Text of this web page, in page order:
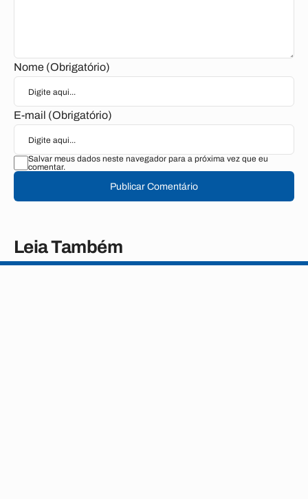
Nome (Obrigatório)
E-mail (Obrigatório)
Salvar meus dados neste navegador para a próxima vez que eu
comentar.
Publicar Comentário
Leia Também